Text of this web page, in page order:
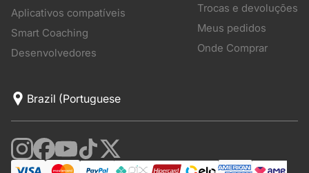
Aplicativos compatíveis
Smart Coaching
Desenvolvedores
Trocas e devoluções
Meus pedidos
Onde Comprar